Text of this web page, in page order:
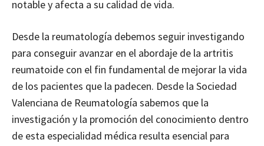
notable y afecta a su calidad de vida.
Desde la reumatología debemos seguir investigando
para conseguir avanzar en el abordaje de la artritis
reumatoide con el fin fundamental de mejorar la vida
de los pacientes que la padecen. Desde la Sociedad
Valenciana de Reumatología sabemos que la
investigación y la promoción del conocimiento dentro
de esta especialidad médica resulta esencial para